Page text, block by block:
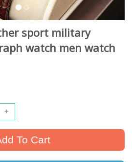
sport military
watch men watch
+